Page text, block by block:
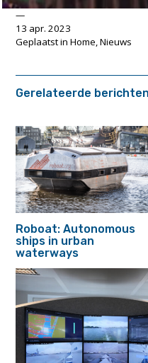
13 apr. 2023
Geplaatst inHome,Nieuws
Gerelateerde berichten
Roboat: Autonomous
ships in urban
waterways